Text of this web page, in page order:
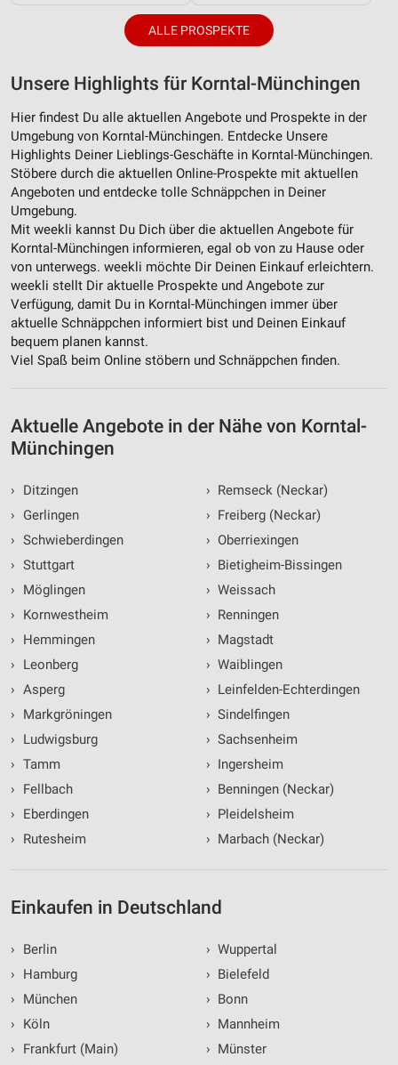
ALLE PROSPEKTE
Unsere Highlights für Korntal-Münchingen
Hier findest Du alle aktuellen Angebote und Prospekte in der
Umgebung von Korntal-Münchingen. Entdecke Unsere
Highlights Deiner Lieblings-Geschäfte in Korntal-Münchingen.
Stöbere durch die aktuellen Online-Prospekte mit aktuellen
Angeboten und entdecke tolle Schnäppchen in Deiner
Umgebung.
Mit weekli kannst Du Dich über die aktuellen Angebote für
Korntal-Münchingen informieren, egal ob von zu Hause oder
von unterwegs. weekli möchte Dir Deinen Einkauf erleichtern.
weekli stellt Dir aktuelle Prospekte und Angebote zur
Verfügung, damit Du in Korntal-Münchingen immer über
aktuelle Schnäppchen informiert bist und Deinen Einkauf
bequem planen kannst.
Viel Spaß beim Online stöbern und Schnäppchen finden.
Aktuelle Angebote in der Nähe von Korntal-
Münchingen
›
Ditzingen
›
Gerlingen
› Schwieberdingen
› Stuttgart
›
Möglingen
›
Kornwestheim
›
Hemmingen
›
Leonberg
› Asperg
›
Markgröningen
›
Ludwigsburg
› Tamm
›
Fellbach
›
Eberdingen
›
Rutesheim
› Remseck (Neckar)
› Freiberg (Neckar)
› Oberriexingen
› Bietigheim-Bissingen
› Weissach
› Renningen
› Magstadt
› Waiblingen
› Leinfelden-Echterdingen
› Sindelfingen
› Sachsenheim
› Ingersheim
› Benningen (Neckar)
› Pleidelsheim
› Marbach (Neckar)
Einkaufen in Deutschland
›
Berlin
›
Hamburg
›
München
›
Köln
›
Frankfurt (Main)
› Wuppertal
› Bielefeld
› Bonn
› Mannheim
› Münster